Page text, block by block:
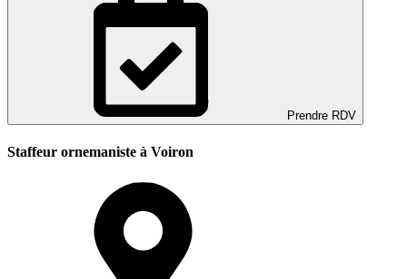
Prendre RDV
Staffeur ornemaniste à Voiron